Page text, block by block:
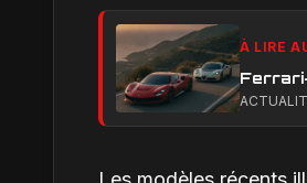
À LIRE